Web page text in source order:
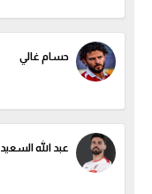
كرة يد
كرة طائرة
في المونديال
حسام غالي
عبد الله السعيد